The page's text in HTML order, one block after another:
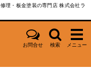
理・板金塗装の専門店 株式会社ラ
お問合せ 検索 メニュー